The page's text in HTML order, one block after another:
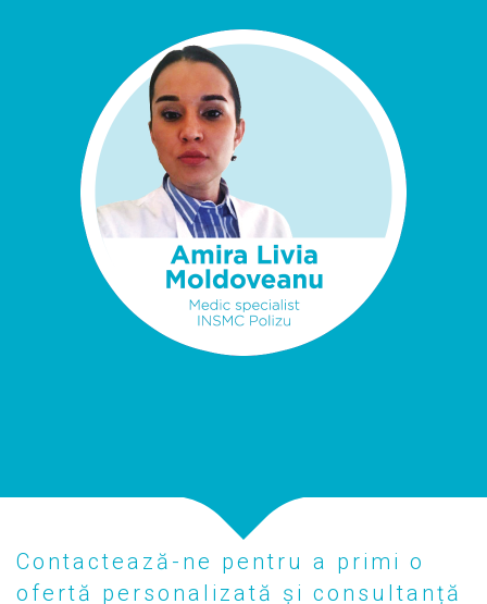
Contactează-ne pentru a primi o
ofertă personalizată și consultanță